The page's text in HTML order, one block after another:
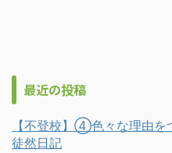
最近の投稿
【不登校】④色々な理由を
徒然日記